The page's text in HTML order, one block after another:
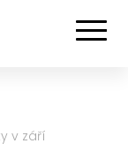
v září